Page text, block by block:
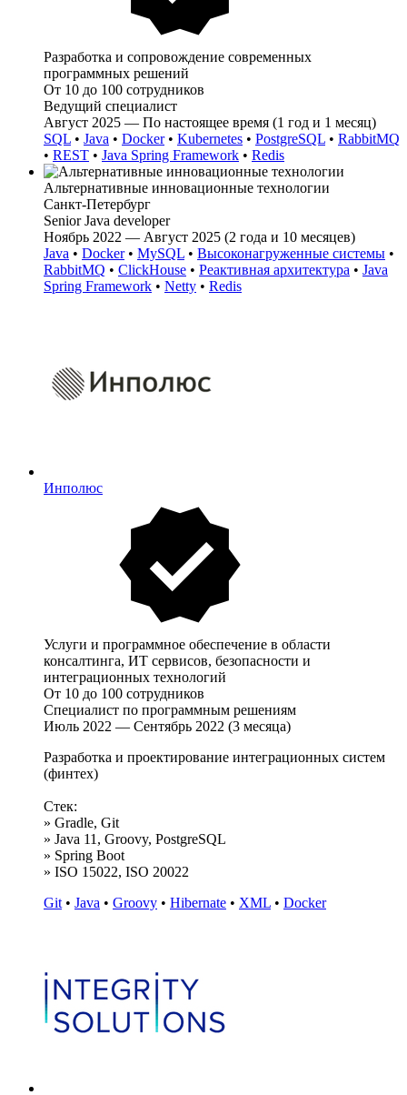
Разработка и сопровождение современных
программных решений
От 10 до 100 сотрудников
Ведущий специалист
Август 2025 — По настоящее время (1 год и 1 месяц)
SQL • Java • Docker• Kubernetes • PostgreSQL • RabbitMQ
• REST • Java Spring Framework • Redis
Альтернативные инновационные технологии
Санкт-Петербург
Senior Java developer
Ноябрь 2022 — Август 2025 (2 года и 10 месяцев)
Java • Docker• MySQL • Высоконагруженные системы •
RabbitMQ • ClickHouse • Реактивная архитектура • Java
Spring Framework • Netty • Redis
Инполюс
Услуги и программное обеспечение в области
консалтинга, ИТ сервисов, безопасности и
интеграционных технологий
От 10 до 100 сотрудников
Специалист по программным решениям
Июль 2022 — Сентябрь 2022 (3 месяца)
Разработка и проектирование интеграционных систем
(финтех)
Стек:
» Gradle, Git
» Java 11, Groovy, PostgreSQL
» Spring Boot
» ISO 15022, ISO 20022
Git • Java • Groovy • Hibernate • XML • Docker